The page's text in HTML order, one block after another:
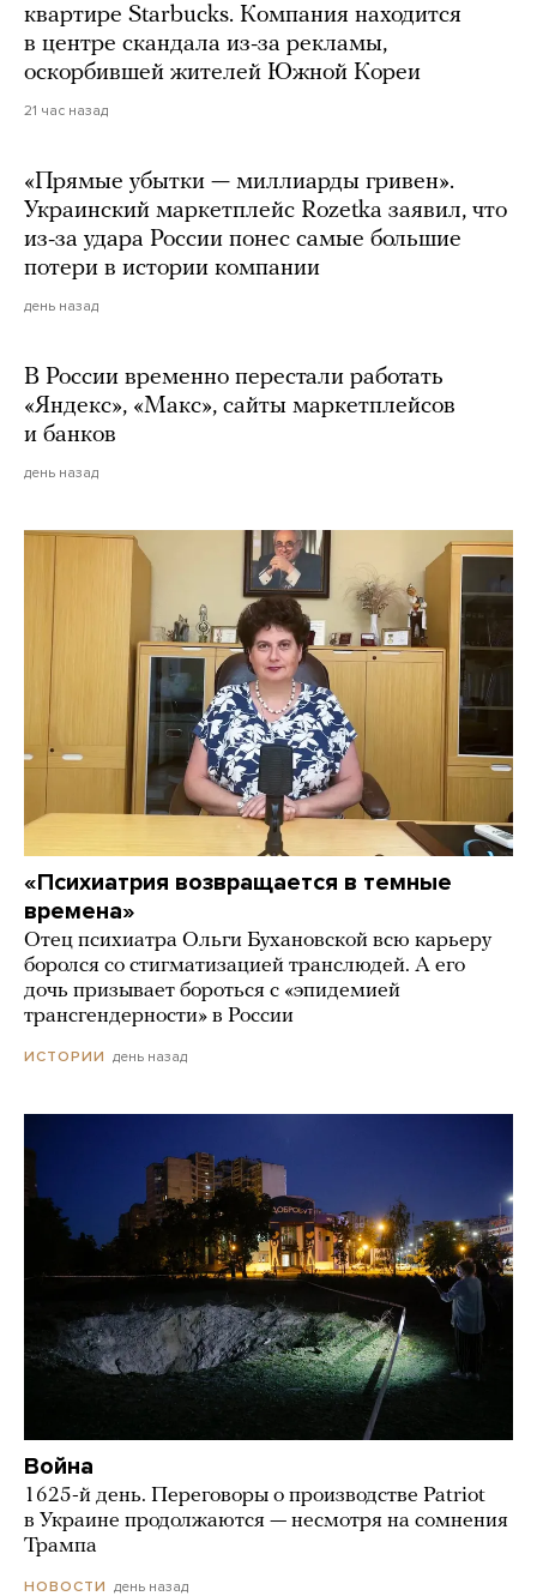
квартире Starbucks. Компания находится
в центре скандала из-за рекламы,
оскорбившей жителей Южной Кореи
21 час назад
«Прямые убытки — миллиарды гривен».
Украинский маркетплейс Rozetka заявил, что
из-за удара России понес самые большие
потери в истории компании
день назад
В России временно перестали работать
«Яндекс», «Макс», сайты маркетплейсов
и банков
день назад
«Психиатрия возвращается в темные
времена»
Отец психиатра Ольги Бухановской всю карьеру
боролся со стигматизацией транслюдей. А его
дочь призывает бороться с «эпидемией
трансгендерности» в России
ИСТОРИИ день назад
Война
1625-й день. Переговоры о производстве Patriot
в Украине продолжаются — несмотря на сомнения
Трампа
НОВОСТИ день назад